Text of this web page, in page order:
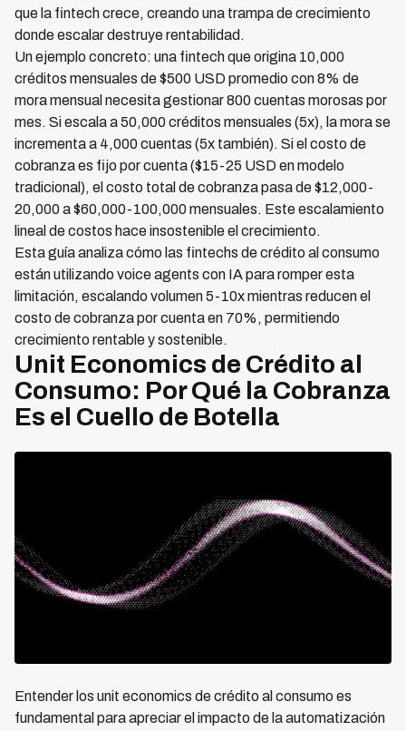
que la fintech crece, creando una trampa de crecimiento
donde escalar destruye rentabilidad.
Un ejemplo concreto: una fintech que origina 10,000
créditos mensuales de $500 USD promedio con 8% de
mora mensual necesita gestionar 800 cuentas morosas por
mes. Si escala a 50,000 créditos mensuales (5x), la mora se
incrementa a 4,000 cuentas (5x también). Si el costo de
cobranza es fijo por cuenta ($15-25 USD en modelo
tradicional), el costo total de cobranza pasa de $12,000-
20,000 a $60,000-100,000 mensuales. Este escalamiento
lineal de costos hace insostenible el crecimiento.
Esta guía analiza cómo las fintechs de crédito al consumo
están utilizando voice agents con IA para romper esta
limitación, escalando volumen 5-10x mientras reducen el
costo de cobranza por cuenta en 70%, permitiendo
crecimiento rentable y sostenible.
Unit Economics de Crédito al
Consumo: Por Qué la Cobranza
Es el Cuello de Botella
Entender los unit economics de crédito al consumo es
fundamental para apreciar el impacto de la automatización